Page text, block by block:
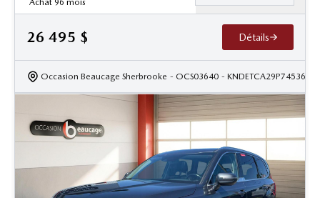
Achat 96 mois
26 495 $ Détails
Occasion Beaucage Sherbrooke - OCS03640 - KNDETCA29P7453680